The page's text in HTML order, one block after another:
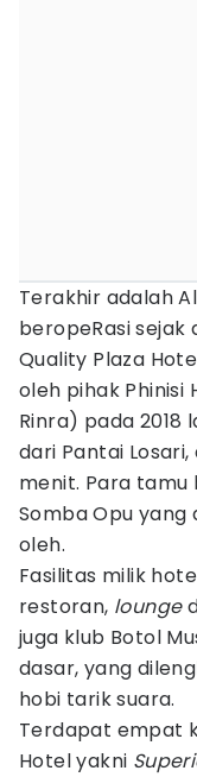
Terakhir adalah
beropeRasi sejak
Quality Plaza
oleh pihak Phinisi
Rinra) pada 2018
dari Pantai
menit. Para tamu
Somba Opu
oleh.
Fasilitas milik
restoran, lounge
juga klub Botol
dasar, yang
hobi tarik suara.
Terdapat empat
Hotel yakni